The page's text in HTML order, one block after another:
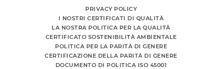
PRIVACY POLICY
I NOSTRI CERTIFICATI DI QUALITÀ
LA NOSTRA POLITICA PER LA QUALITÀ
CERTIFICATO SOSTENIBILITÀ AMBIENTALE
POLITICA PER LA PARITÀ DI GENERE
CERTIFICAZIONE DELLA PARITÀ DI GENERE
DOCUMENTO DI POLITICA ISO 45001